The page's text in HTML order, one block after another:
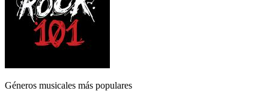
Géneros musicales más populares